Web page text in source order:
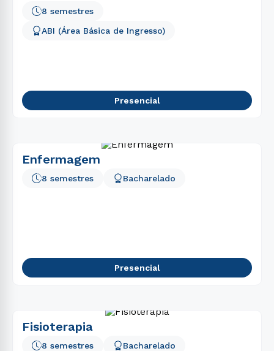
8 semestres
ABI (Área Básica de Ingresso)
Presencial
Enfermagem
Bacharelado
8 semestres
Presencial
Fisioterapia
8 semestres Bacharelado